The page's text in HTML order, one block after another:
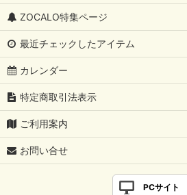
ZOCALO特集ページ
最近チェックしたアイテム
カレンダー
特定商取引法表示
ご利用案内
お問い合せ
PCサイト